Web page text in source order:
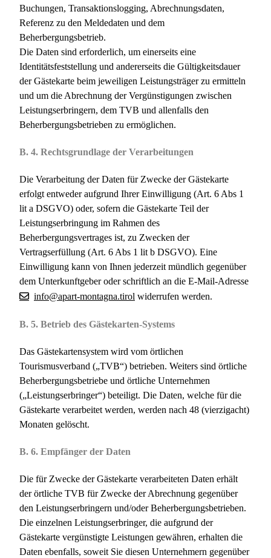
Buchungen, Transaktionslogging, Abrechnungsdaten,
Referenz zu den Meldedaten und dem
Beherbergungsbetrieb.
Die Daten sind erforderlich, um einerseits eine
Identitätsfeststellung und andererseits die Gültigkeitsdauer
der Gästekarte beim jeweiligen Leistungsträger zu ermitteln
und um die Abrechnung der Vergünstigungen zwischen
Leistungserbringern, dem TVB und allenfalls den
Beherbergungsbetrieben zu ermöglichen.
B. 4. Rechtsgrundlage der Verarbeitungen
Die Verarbeitung der Daten für Zwecke der Gästekarte
erfolgt entweder aufgrund Ihrer Einwilligung (Art. 6 Abs 1
lit a DSGVO) oder, sofern die Gästekarte Teil der
Leistungserbringung im Rahmen des
Beherbergungsvertrages ist, zu Zwecken der
Vertragserfüllung (Art. 6 Abs 1 lit b DSGVO). Eine
Einwilligung kann von Ihnen jederzeit mündlich gegenüber
dem Unterkunftgeber oder schriftlich an die E-Mail-Adresse
info@apart-montagna.tirol widerrufen werden.
B. 5. Betrieb des Gästekarten-Systems
Das Gästekartensystem wird vom örtlichen
Tourismusverband („TVB“) betrieben. Weiters sind örtliche
Beherbergungsbetriebe und örtliche Unternehmen
(„Leistungserbringer“) beteiligt. Die Daten, welche für die
Gästekarte verarbeitet werden, werden nach 48 (vierzigacht)
Monaten gelöscht.
B. 6. Empfänger der Daten
Die für Zwecke der Gästekarte verarbeiteten Daten erhält
der örtliche TVB für Zwecke der Abrechnung gegenüber
den Leistungserbringern und/oder Beherbergungsbetrieben.
Die einzelnen Leistungserbringer, die aufgrund der
Gästekarte vergünstigte Leistungen gewähren, erhalten die
Daten ebenfalls, soweit Sie diesen Unternehmern gegenüber